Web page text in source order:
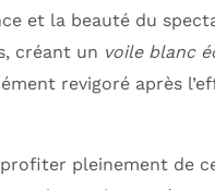
et la beauté du
créant un voile blanc
revigoré après
pleinement de